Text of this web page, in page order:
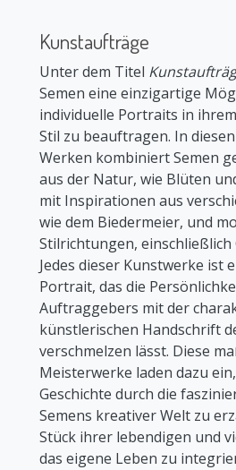
Kunstaufträge
Unter dem Titel
Semen eine einzigartige
individuelle Portraits in
Stil zu beauftragen. In
Werken kombiniert Semen
aus der Natur, wie Blüten
mit Inspirationen aus
wie dem Biedermeier, und
Stilrichtungen, einschließlich
Jedes dieser Kunstwerke ist
Portrait, das die
Auftraggebers mit der
künstlerischen Handschrift
verschmelzen lässt. Diese
Meisterwerke laden dazu
Geschichte durch die
Semens kreativer Welt zu
Stück ihrer lebendigen und
das eigene Leben zu